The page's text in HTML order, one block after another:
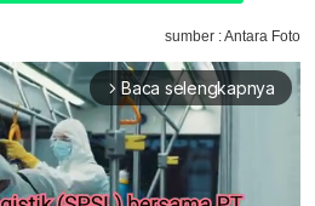
sumber : Antara Foto
arrow_forward_ios Baca selengkapnya